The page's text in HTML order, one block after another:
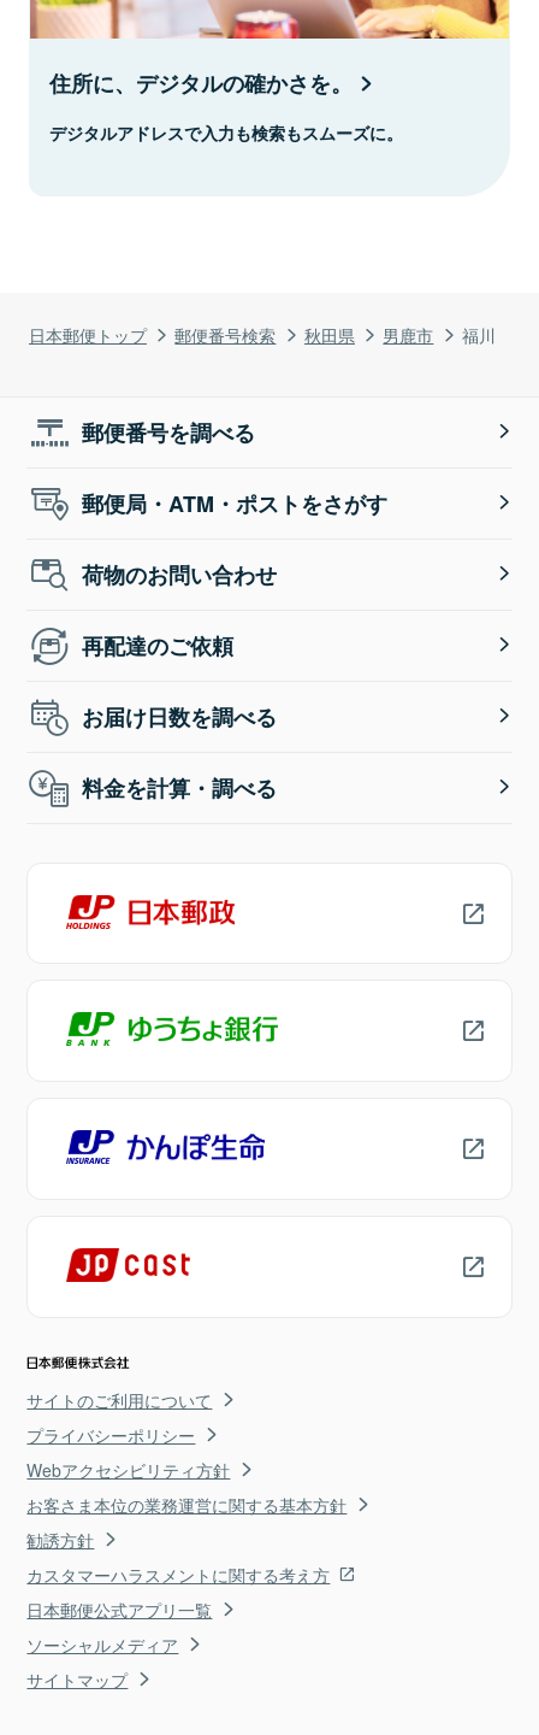
日本郵便トップ 郵便番号検索 秋田県 男鹿市 福川
住所に、デジタルの確かさを。
デジタルアドレスで入力も検索もスムーズに。
郵便番号を調べる
郵便局・ATM・ポストをさがす
荷物のお問い合わせ
再配達のご依頼
お届け日数を調べる
料金を計算・調べる
サイトのご利用について
プライバシーポリシー
Webアクセシビリティ方針
お客さま本位の業務運営に関する基本方針
勧誘方針
カスタマーハラスメントに関する考え方
日本郵便公式アプリ一覧
ソーシャルメディア
サイトマップ